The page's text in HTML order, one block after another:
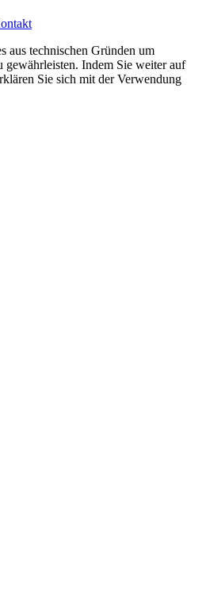
aus technischen Gründen um
gewährleisten. Indem Sie weiter auf
Sie sich mit der Verwendung